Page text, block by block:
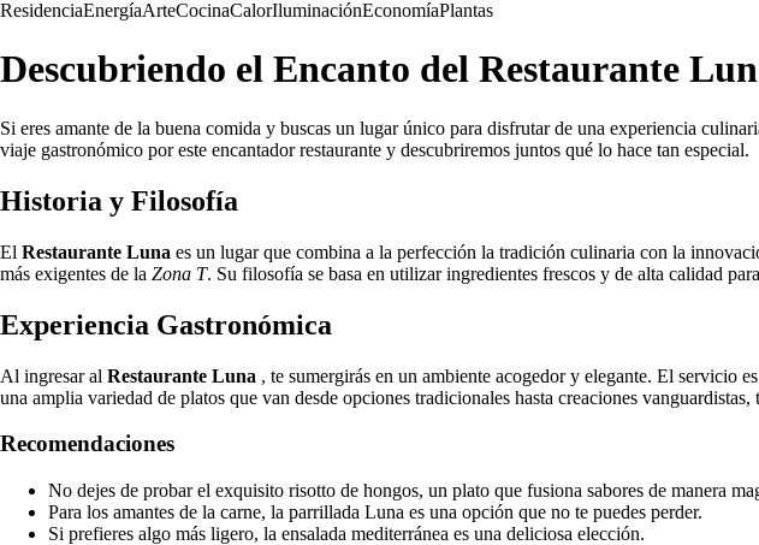
ResidenciaEnergíaArteCocinaCalorIluminaciónEconomíaPlantas
Descubriendo el Encanto del Restaurante
Si eres amante de la buena comida y buscas un lugar único para disfrutar de una experiencia
viaje gastronómico por este encantador restaurante y descubriremos juntos qué lo hace tan especial.
Historia y Filosofía
El Restaurante Luna es un lugar que combina a la perfección la tradición culinaria con la
más exigentes de la Zona T. Su filosofía se basa en utilizar ingredientes frescos y de alta calidad
Experiencia Gastronómica
Al ingresar al Restaurante Luna , te sumergirás en un ambiente acogedor y elegante. El servicio
una amplia variedad de platos que van desde opciones tradicionales hasta creaciones
Recomendaciones
No dejes de probar el exquisito risotto de hongos, un plato que fusiona sabores de manera
Para los amantes de la carne, la parrillada Luna es una opción que no te puedes perder.
Si prefieres algo más ligero, la ensalada mediterránea es una deliciosa elección.